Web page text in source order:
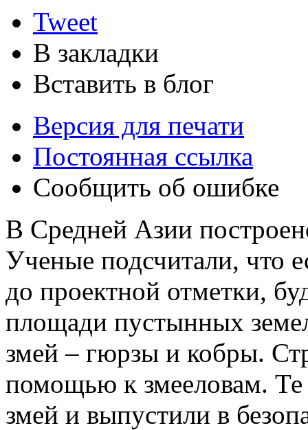
Tweet
В закладки
Вставить в блог
Версия для печати
Постоянная ссылка
Сообщить об ошибке
В Средней Азии
Ученые подсчитали, что
до проектной отметки,
площади пустынных
змей – гюрзы и кобры.
помощью к змееловам. Те
змей и выпустили в